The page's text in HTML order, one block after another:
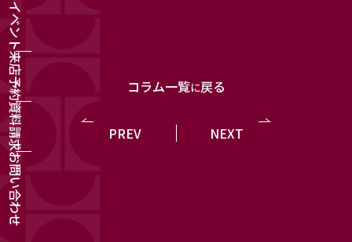
イベント
来店予約
資料請求
お問い合わせ
PREV
コラム一覧に戻る
NEXT